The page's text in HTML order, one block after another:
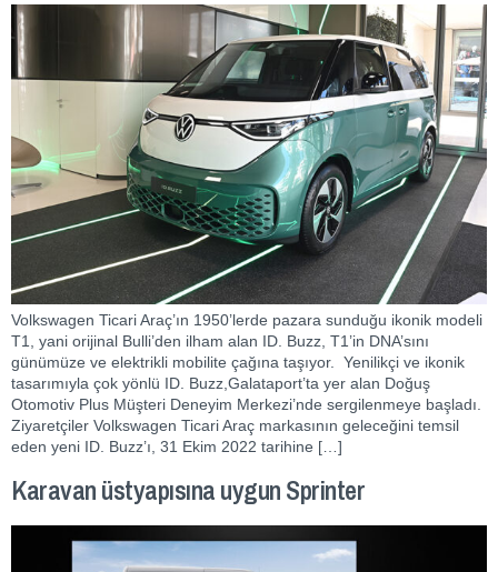
Volkswagen Ticari Araç’ın 1950’lerde pazara sunduğu ikonik modeli
T1, yani orijinal Bulli’den ilham alan ID. Buzz, T1’in DNA’sını
günümüze ve elektrikli mobilite çağına taşıyor. Yenilikçi ve ikonik
tasarımıyla çok yönlü ID. Buzz,Galataport’ta yer alan Doğuş
Otomotiv Plus Müşteri Deneyim Merkezi’nde sergilenmeye başladı.
Ziyaretçiler Volkswagen Ticari Araç markasının geleceğini temsil
eden yeni ID. Buzz’ı, 31 Ekim 2022 tarihine […]
Karavan üstyapısına uygun Sprinter